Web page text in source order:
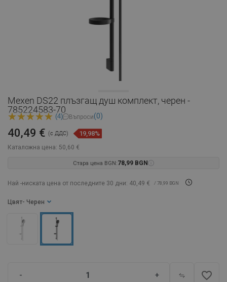
Mexen DS22 плъзгащ душ комплект, черен -
785224583-70
(4) Въпроси(0)
Каталожна цена: 50,60 €
40,49 € (с ДДС) 19,98%
Стара цена BGN:78,99 BGN
Най -ниската цена от последните 30 дни: 40,49 € / 78,99 BGN
Цвят - Черен
- + favorite_border